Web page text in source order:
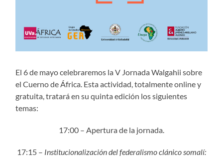
El 6 de mayo celebraremos la V Jornada Walgahii sobre
el Cuerno de África. Esta actividad, totalmente online y
gratuita, tratará en su quinta edición los siguientes
temas:
17:00 – Apertura de la jornada.
17:15 – Institucionalización del federalismo clánico somalí: